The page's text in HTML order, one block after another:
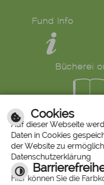
Bürgerservice
Mängelmeldung
Stiftung "Unser Stadtbergen"
Stadtberger Bote
Cookies
Auf dieser Webseite
Daten in Cookies
der Website zu
Datenschutzerklärung
Hier können Sie die